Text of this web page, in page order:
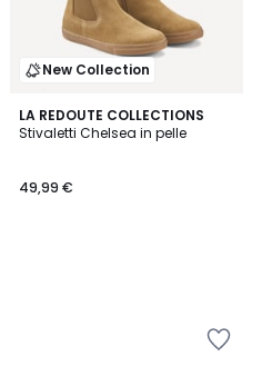
New Collection
LA REDOUTE COLLECTIONS
Stivaletti Chelsea in pelle
49,99 €